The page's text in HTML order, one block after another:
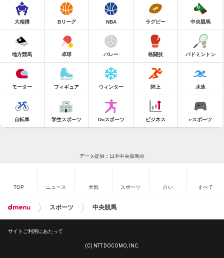
大相撲 Bリーグ NBA ラグビー 中央競馬
地方競馬 卓球 バレー 格闘技 バドミントン
モーター フィギュア ウィンター 陸上 水泳
自転車 学生スポーツ Doスポーツ ビジネス eスポーツ
データ提供：日本中央競馬会
TOP ニュース 天気 スポーツ 占い すべて
スポーツ 中央競馬
サイトご利用にあたって
(C) NTT DOCOMO, INC.